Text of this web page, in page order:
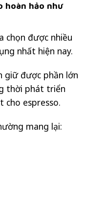
hoàn hảo như
chọn được nhiều
nhất hiện nay.
giữ được phần lớn
thời phát triển
espresso.
mang lại: